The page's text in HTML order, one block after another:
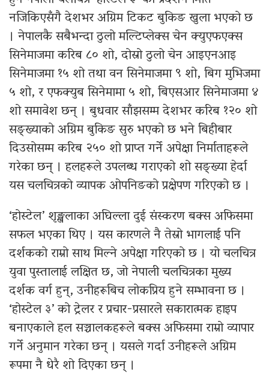
नजिकिएसँगै देशभर अग्रिम टिकट बुकिङ खुला भएको छ
। नेपालकै सबैभन्दा ठुलो मल्टिप्लेक्स चेन क्युएफएक्स
सिनेमाजमा करिब ८० शो, दोस्रो ठुलो चेन आइएनआइ
सिनेमाजमा १५ शो तथा वन सिनेमाजमा ९ शो, बिग मुभिजमा
५ शो, र एफक्युब सिनेमामा ५ शो, बिएसआर सिनेमाजमा ४
शो समावेश छन् । बुधवार साँझसम्म देशभर करिब १२० शो
सङ्ख्याको अग्रिम बुकिङ सुरु भएको छ भने बिहीबार
दिउसोसम्म करिब २५० शो प्राप्त गर्ने अपेक्षा निर्माताहरूले
गरेका छन् । हलहरूले उपलब्ध गराएको शो सङ्ख्या हेर्दा
यस चलचित्रको व्यापक ओपनिङको प्रक्षेपण गरिएको छ ।
‘होस्टेल’ शृङ्खलाका अघिल्ला दुई संस्करण बक्स अफिसमा
सफल भएका थिए । यस कारणले नै तेस्रो भागलाई पनि
दर्शकको राम्रो साथ मिल्ने अपेक्षा गरिएको छ । यो चलचित्र
युवा पुस्तालाई लक्षित छ, जो नेपाली चलचित्रका मुख्य
दर्शक वर्ग हुन्, उनीहरूबिच लोकप्रिय हुने सम्भावना छ ।
‘होस्टेल ३’ को ट्रेलर र प्रचार-प्रसारले सकारात्मक हाइप
बनाएकाले हल सञ्चालकहरूले बक्स अफिसमा राम्रो व्यापार
गर्ने अनुमान गरेका छन् । यसले गर्दा उनीहरूले अग्रिम
रूपमा नै धेरै शो दिएका छन् ।